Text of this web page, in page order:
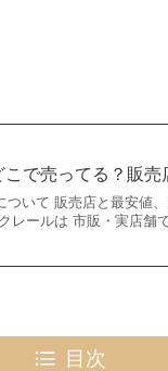
で売ってる？販売
ついて 販売店と最安値
レールは 市販・実店
目次